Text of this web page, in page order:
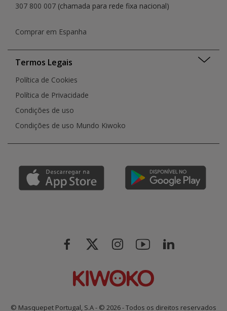
Vila Real
307 800 007 (chamada para rede fixa nacional)
Comprar em Espanha
Termos Legais
Política de Cookies
Política de Privacidade
Condições de uso
Condições de uso Mundo Kiwoko
© Masquepet Portugal, S.A - © 2026 - Todos os direitos reservados